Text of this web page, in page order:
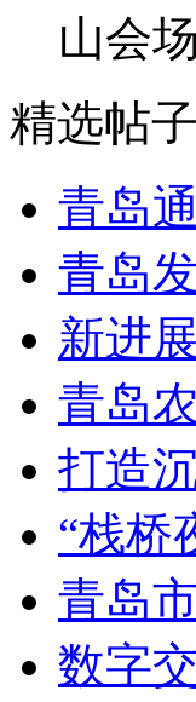
山会
精选帖子
青岛
青岛
新进
青岛
打造
“栈桥
青岛
数字